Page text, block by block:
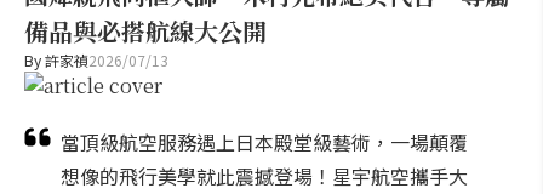
備品與必搭航線大公開
By許家禎2026/07/13
當頂級航空服務遇上日本殿堂級藝術，一場顛覆
想像的飛行美學就此震撼登場！星宇航空攜手大